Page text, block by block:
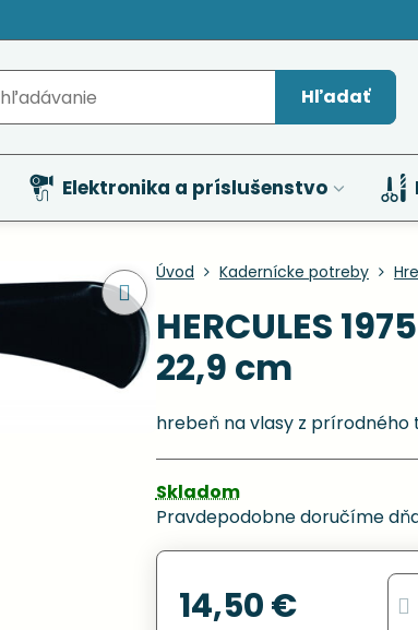
Hľadať
Elektronika a príslušenstvo
Úvod Kadernícke potreby
HERCULES
22,9 cm
hrebeň na vlasy z prírodného
Skladom
Pravdepodobne doručíme
14,50 €